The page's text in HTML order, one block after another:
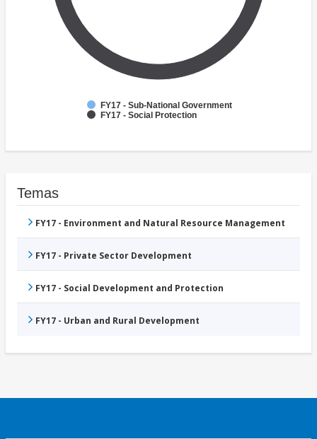
FY17 - Sub-National Government
FY17 - Social Protection
Temas
FY17 - Environment and Natural Resource Management
FY17 - Private Sector Development
FY17 - Social Development and Protection
FY17 - Urban and Rural Development